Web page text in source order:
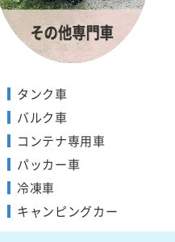
タンク車
バルク車
コンテナ専用車
パッカー車
冷凍車
キャンピングカー